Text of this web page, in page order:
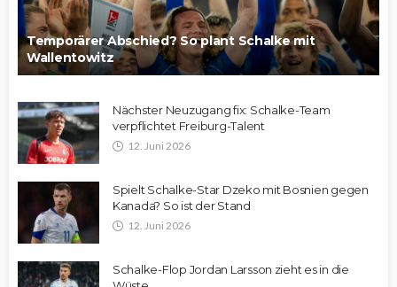
Temporärer Abschied? So plant Schalke mit
Wallentowitz
Nächster Neuzugang fix: Schalke-Team
verpflichtet Freiburg-Talent
12. Juni 2026
Spielt Schalke-Star Dzeko mit Bosnien gegen
Kanada? So ist der Stand
12. Juni 2026
Schalke-Flop Jordan Larsson zieht es in die